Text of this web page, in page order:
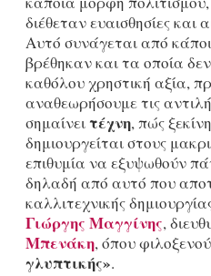
διέθεταν ευαισθησίες και
Αυτό συνάγεται από
βρέθηκαν και τα οποία
καθόλου χρηστική αξία,
αναθεωρήσουμε τις
σημαίνειτέχνη, πώς
δημιουργείται στους
επιθυμία να εξυψωθούν
δηλαδή από αυτό που
καλλιτεχνικής
Γιώργης Μαγγίνης,
Μπενάκη, όπου
γλυπτικής».